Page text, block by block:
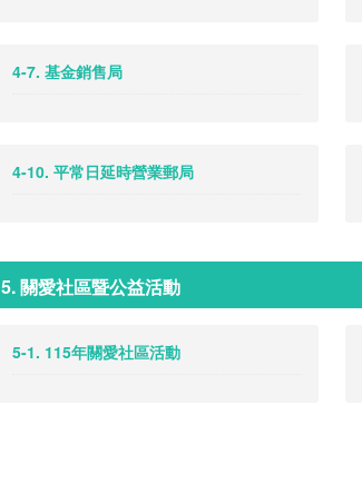
4-7. 基金銷售局
4-10. 平常日延時營業郵局
5. 關愛社區暨公益活動
5-1. 115年關愛社區活動